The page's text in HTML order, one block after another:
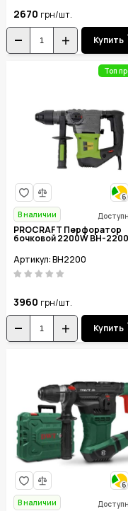
2670 грн/шт.
Купить
Топ
6
В наличии
PROCRAFT Перфоратор
бочковой 2200W BH-2200
Артикул: BH2200
3960 грн/шт.
Купить
6
В наличии